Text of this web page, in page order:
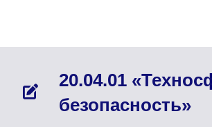
20.04.01
безопасность»